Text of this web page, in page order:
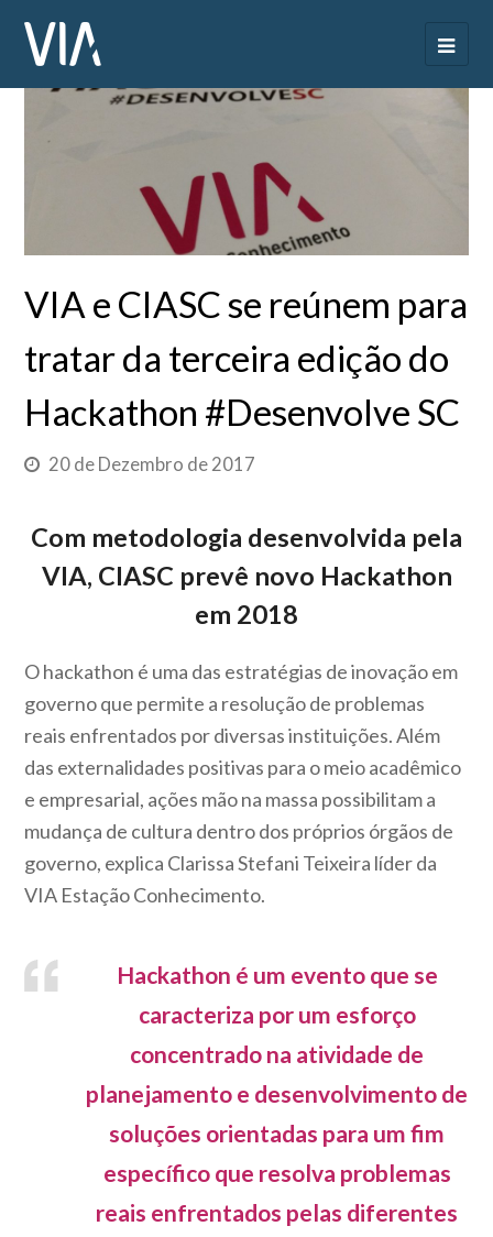
VIA e CIASC se reúnem para
tratar da terceira edição do
Hackathon #Desenvolve SC
20 de Dezembro de 2017
Com metodologia desenvolvida pela
VIA, CIASC prevê novo Hackathon
em 2018
O hackathon é uma das estratégias de inovação em
governo que permite a resolução de problemas
reais enfrentados por diversas instituições. Além
das externalidades positivas para o meio acadêmico
e empresarial, ações mão na massa possibilitam a
mudança de cultura dentro dos próprios órgãos de
governo, explica Clarissa Stefani Teixeira líder da
VIA Estação Conhecimento.
Hackathon é um evento que se
caracteriza por um esforço
concentrado na atividade de
planejamento e desenvolvimento de
soluções orientadas para um fim
específico que resolva problemas
reais enfrentados pelas diferentes